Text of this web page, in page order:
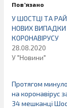
Пов’язано
У ШОСТЦІ ТА
НОВИХ ВИПАДКИ
КОРОНАВІРУСУ
28.08.2020
У "Новини"
Протягом
на коронавірус
34 мешканці